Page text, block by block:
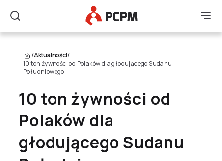
Szukaj
Główne Logo
/Aktualności/
10 ton żywności od Polaków dla głodującego Sudanu
Południowego
10 ton żywności od
Polaków dla
głodującego Sudanu